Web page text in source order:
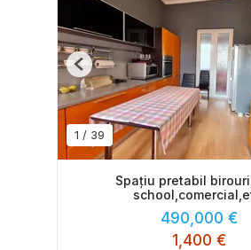
1 / 39
Previous
Spațiu pretabil
490,000 €
1,400 €